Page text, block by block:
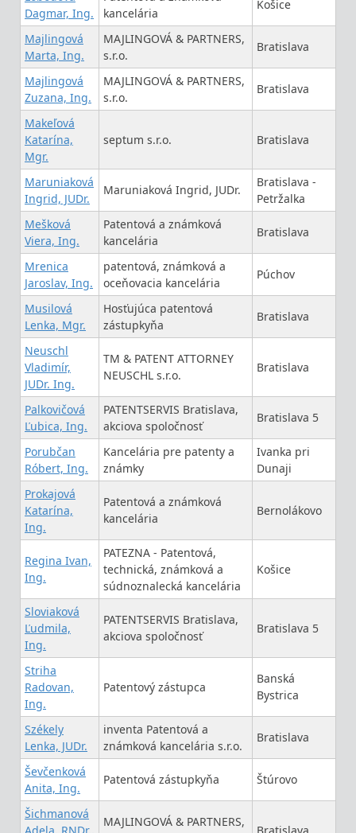
Dagmar, Ing.
kancelária
Košice
Majlingová
Marta, Ing.
MAJLINGOVÁ & PARTNERS,
s.r.o.
Bratislava
Majlingová
Zuzana, Ing.
MAJLINGOVÁ & PARTNERS,
s.r.o.
Bratislava
Makeľová
Katarína,
Mgr.
septum s.r.o. Bratislava
Maruniaková
Ingrid, JUDr.
Maruniaková Ingrid, JUDr.
Bratislava -
Petržalka
Mešková
Viera, Ing.
Patentová a známková
kancelária
Bratislava
Mrenica
Jaroslav, Ing.
patentová, známková a
oceňovacia kancelária
Púchov
Musilová
Lenka, Mgr.
Hosťujúca patentová
zástupkyňa
Bratislava
Neuschl
Vladimír,
JUDr. Ing.
TM & PATENT ATTORNEY
NEUSCHL s.r.o.
Bratislava
Palkovičová
Ľubica, Ing.
PATENTSERVIS Bratislava,
akciova spoločnosť
Bratislava 5
Porubčan
Róbert, Ing.
Kancelária pre patenty a
známky
Ivanka pri
Dunaji
Prokajová
Katarína,
Ing.
Patentová a známková
kancelária
Bernolákovo
Regina Ivan,
Ing.
PATEZNA - Patentová,
technická, známková a
súdnoznalecká kancelária
Košice
Sloviaková
Ľudmila,
Ing.
PATENTSERVIS Bratislava,
akciova spoločnosť
Bratislava 5
Striha
Radovan,
Ing.
Patentový zástupca
Banská
Bystrica
Székely
Lenka, JUDr.
inventa Patentová a
známková kancelária s.r.o.
Bratislava
Ševčenková
Anita, Ing.
Patentová zástupkyňa Štúrovo
Šichmanová
MAJLINGOVÁ & PARTNERS,